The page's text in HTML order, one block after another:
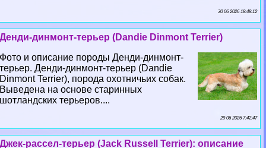
30 06 2026 18:48:12
Денди-динмонт-терьер (Dandie Dinmont Terrier)
Фото и описание породы Денди-динмонт-
терьер. Денди-динмонт-терьер (Dandie
Dinmont Terrier), порода охотничьих собак.
Выведена на основе старинных
шотландских терьеров....
29 06 2026 7:42:47
Джек-рассел-терьер (Jack Russell Terrier): описание